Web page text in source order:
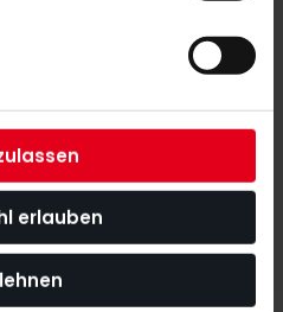
erlauben
rund um unseren Shop
ABONNIEREN